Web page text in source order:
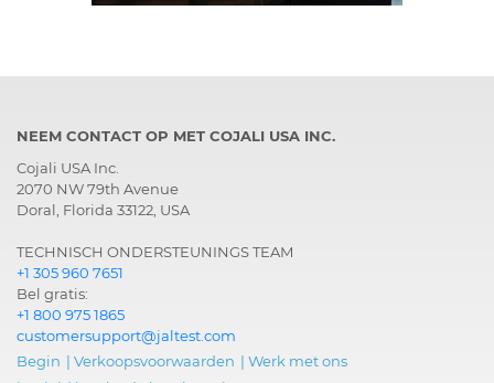
NEEM CONTACT OP MET COJALI USA INC.
Cojali USA Inc.
2070 NW 79th Avenue
Doral, Florida 33122, USA
TECHNISCH ONDERSTEUNINGS TEAM
+1 305 960 7651
Bel gratis:
+1 800 975 1865
customersupport@jaltest.com
Begin | Verkoopsvoorwaarden | Werk met ons